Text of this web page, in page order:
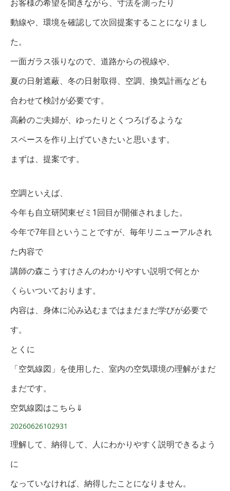
お客様の希望を聞きながら、寸法を測ったり
動線や、環境を確認して次回提案することになりまし
た。
一面ガラス張りなので、道路からの視線や、
夏の日射遮蔽、冬の日射取得、空調、換気計画なども
合わせて検討が必要です。
高齢のご夫婦が、ゆったりとくつろげるような
スペースを作り上げていきたいと思います。
まずは、提案です。
空調といえば、
今年も自立研関東ゼミ1回目が開催されました。
今年で7年目ということですが、毎年リニューアルされ
た内容で
講師の森こうすけさんのわかりやすい説明で何とか
くらいついております。
内容は、身体に沁み込むまではまだまだ学びが必要で
す。
とくに
「空気線図」を使用した、室内の空気環境の理解がまだ
まだです。
空気線図はこちら⇓
20260626102931
理解して、納得して、人にわかりやすく説明できるよう
に
なっていなければ、納得したことになりません。